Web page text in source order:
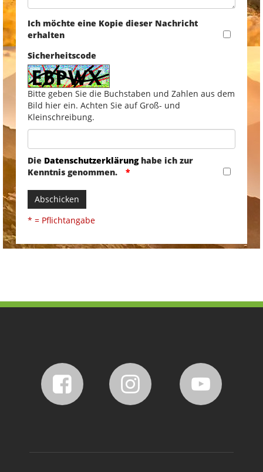
Ich möchte eine Kopie dieser Nachricht
erhalten
Sicherheitscode
Bitte geben Sie die Buchstaben und Zahlen aus dem
Bild hier ein. Achten Sie auf Groß- und
Kleinschreibung.
Die Datenschutzerklärunghabe ich zur
Kenntnis genommen.
Abschicken
* = Pflichtangabe